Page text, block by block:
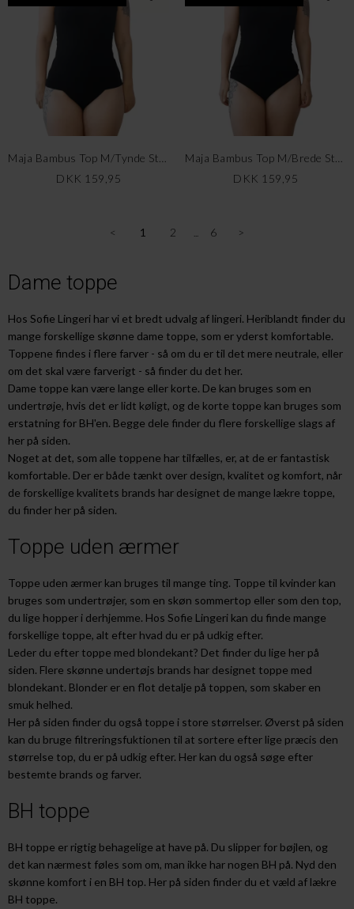
DKK 159,95
DKK 159,95
< 1 2 6 >
Dame toppe
Hos Sofie Lingeri har vi et bredt udvalg af lingeri. Heriblandt finder du
mange forskellige skønne dame toppe, som er yderst komfortable.
Toppene findes i flere farver - så om du er til det mere neutrale, eller
om det skal være farverigt - så finder du det her.
Dame toppe kan være lange eller korte. De kan bruges som en
undertrøje, hvis det er lidt køligt, og de korte toppe kan bruges som
erstatning for BH'en. Begge dele finder du flere forskellige slags af
her på siden.
Noget at det, som alle toppene har tilfælles, er, at de er fantastisk
komfortable. Der er både tænkt over design, kvalitet og komfort, når
de forskellige kvalitets brands har designet de mange lækre toppe,
du finder her på siden.
Toppe uden ærmer
Toppe uden ærmer kan bruges til mange ting. Toppe til kvinder kan
bruges som undertrøjer, som en skøn sommertop eller som den top,
du lige hopper i derhjemme. Hos Sofie Lingeri kan du finde mange
forskellige toppe, alt efter hvad du er på udkig efter.
Leder du efter toppe med blondekant? Det finder du lige her på
siden. Flere skønne undertøjs brands har designet toppe med
blondekant. Blonder er en flot detalje på toppen, som skaber en
smuk helhed.
Her på siden finder du også toppe i store størrelser. Øverst på siden
kan du bruge filtreringsfuktionen til at sortere efter lige præcis den
størrelse top, du er på udkig efter. Her kan du også søge efter
bestemte brands og farver.
BH toppe
BH toppe er rigtig behagelige at have på. Du slipper for bøjlen, og
det kan nærmest føles som om, man ikke har nogen BH på. Nyd den
skønne komfort i en BH top. Her på siden finder du et væld af lækre
BH toppe.